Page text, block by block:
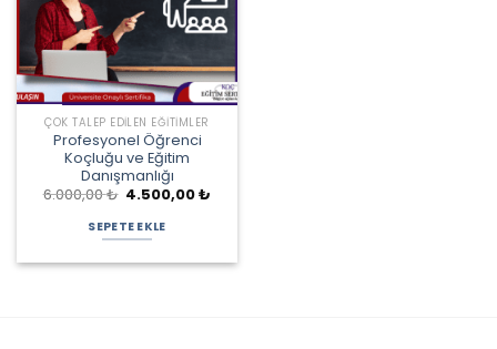
ÇOK TALEP EDILEN EĞITIMLER
Profesyonel Öğrenci
Koçluğu ve Eğitim
Danışmanlığı
6.000,00₺ Orijinal
fiyat:
6.000,00 ₺.
4.500,00₺
SEPETE EKLE